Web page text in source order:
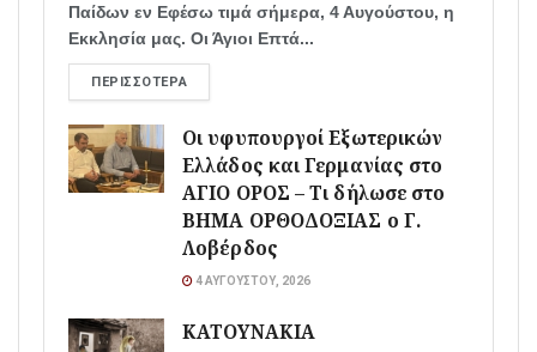
Παίδων εν Εφέσω τιμά σήμερα, 4 Αυγούστου, η
Εκκλησία μας. Οι Άγιοι Επτά...
ΠΕΡΙΣΣΌΤΕΡΑ
Οι υφυπουργοί Εξωτερικών
Ελλάδος και Γερμανίας στο
ΑΓΙΟ ΟΡΟΣ – Τι δήλωσε στο
ΒΗΜΑ ΟΡΘΟΔΟΞΙΑΣ ο Γ.
Λοβέρδος
4 ΑΥΓΟΎΣΤΟΥ, 2026
ΚΑΤΟΥΝΑΚΙΑ